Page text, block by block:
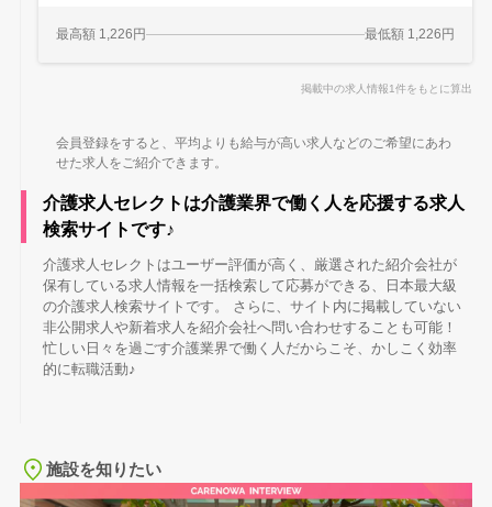
最高額 1,226円 最低額 1,226円
掲載中の求人情報1件をもとに算出
会員登録をすると、平均よりも給与が高い求人などのご希望にあわ
せた求人をご紹介できます。
介護求人セレクトは介護業界で働く人を応援する求人
検索サイトです♪
介護求人セレクトはユーザー評価が高く、厳選された紹介会社が
保有している求人情報を一括検索して応募ができる、日本最大級
の介護求人検索サイトです。 さらに、サイト内に掲載していない
非公開求人や新着求人を紹介会社へ問い合わせすることも可能！
忙しい日々を過ごす介護業界で働く人だからこそ、かしこく効率
的に転職活動♪
施設を知りたい